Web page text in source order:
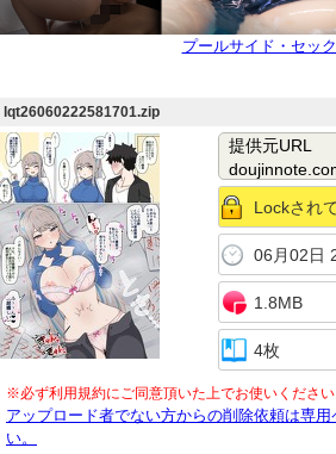
プールサイド・セッ
lqt26060222581701.zip
提供元URL
Lockされ
06月02日
1.8MB
4枚
※必ず利用規約にご同意頂いた上でお使いください
アップロード者でない方からの削除依頼は専
い。